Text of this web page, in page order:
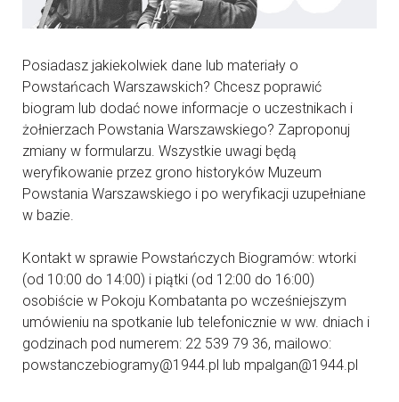
Posiadasz jakiekolwiek dane lub materiały o
Powstańcach Warszawskich? Chcesz poprawić
biogram lub dodać nowe informacje o uczestnikach i
żołnierzach Powstania Warszawskiego? Zaproponuj
zmiany w formularzu. Wszystkie uwagi będą
weryfikowanie przez grono historyków Muzeum
Powstania Warszawskiego i po weryfikacji uzupełniane
w bazie.
Kontakt w sprawie Powstańczych Biogramów: wtorki
(od 10:00 do 14:00) i piątki (od 12:00 do 16:00)
osobiście w Pokoju Kombatanta po wcześniejszym
umówieniu na spotkanie lub telefonicznie w ww. dniach i
godzinach pod numerem: 22 539 79 36, mailowo:
powstanczebiogramy@1944.pl lub mpalgan@1944.pl